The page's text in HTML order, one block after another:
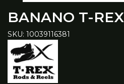
BANANO T-REX
SKU: 10039116381